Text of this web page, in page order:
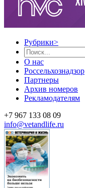
Рубрики>
О нас
Россельхознадзор
Партнеры
Архив номеров
Рекламодателям
+7 967 133 08 09
info@vetandlife.ru